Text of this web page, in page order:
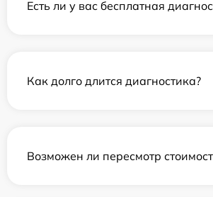
Есть ли у вас бесплатная
Как долго длится диагностика?
Возможен ли пересмотр